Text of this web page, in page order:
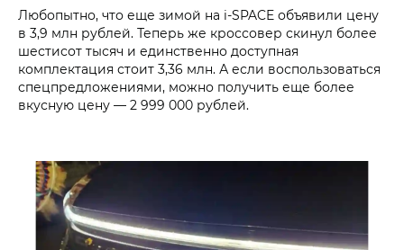
Любопытно, что еще зимой на i‑SPACE объявили цену
в 3,9 млн рублей. Теперь же кроссовер скинул более
шестисот тысяч и единственно доступная
комплектация стоит 3,36 млн. А если воспользоваться
спецпредложениями, можно получить еще более
вкусную цену — 2 999 000 рублей.